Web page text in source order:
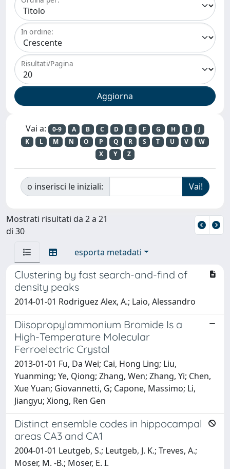
In ordine:
Risultati/Pagina
Vai a: 0-9 A B C D E F G H I
J
K
L M N O P Q R S T U V
W
X
Y Z
o inserisci le iniziali:
Mostrati risultati da 2 a 21
di 30
esporta metadati
Clustering by fast search-and-find of
density peaks
2014-01-01 Rodriguez Alex, A.; Laio, Alessandro
Diisopropylammonium Bromide Is a
High-Temperature Molecular
Ferroelectric Crystal
2013-01-01 Fu, Da Wei; Cai, Hong Ling; Liu,
Yuanming; Ye, Qiong; Zhang, Wen; Zhang, Yi; Chen,
Xue Yuan; Giovannetti, G; Capone, Massimo; Li,
Jiangyu; Xiong, Ren Gen
Distinct ensemble codes in hippocampal
areas CA3 and CA1
2004-01-01 Leutgeb, S.; Leutgeb, J. K.; Treves, A.;
Moser, M. -B.; Moser, E. I.